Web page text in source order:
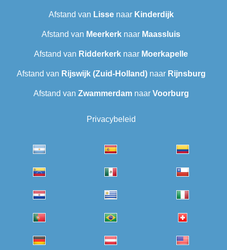
Afstand van Lissenaar Kinderdijk
Afstand van Meerkerk naar Maassluis
Afstand van Ridderkerk naar Moerkapelle
Afstand van Rijswijk (Zuid-Holland)naar Rijnsburg
Afstand van Zwammerdamnaar Voorburg
Privacybeleid